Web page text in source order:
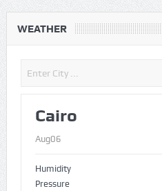
WEATHER
Cairo
Aug06
Humidity
Pressure